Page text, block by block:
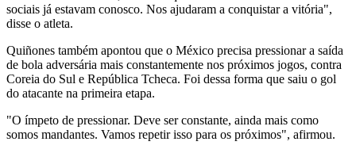
sociais já estavam conosco. Nos ajudaram a conquistar a vitória",
disse o atleta.
Quiñones também apontou que o México precisa pressionar a saída
de bola adversária mais constantemente nos próximos jogos, contra
Coreia do Sul e República Tcheca. Foi dessa forma que saiu o gol
do atacante na primeira etapa.
"O ímpeto de pressionar. Deve ser constante, ainda mais como
somos mandantes. Vamos repetir isso para os próximos", afirmou.